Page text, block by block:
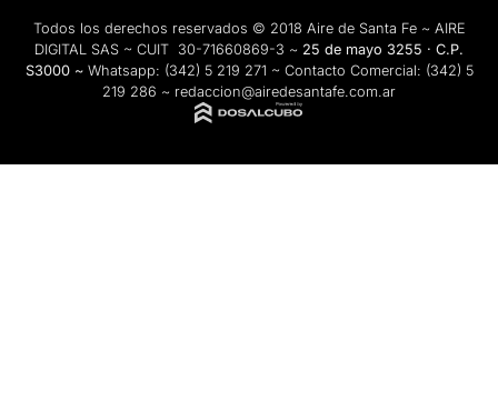
Todos los derechos reservados © 2018 Aire de Santa Fe ~ AIRE
DIGITAL SAS ~ CUIT 30-71660869-3 ~ 25 de mayo 3255 · C.P.
S3000 ~ Whatsapp: (342) 5 219 271 ~ Contacto Comercial: (342) 5
219 286 ~ redaccion@airedesantafe.com.ar